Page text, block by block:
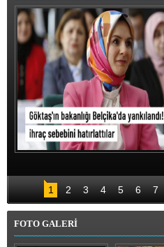
1 2 3 4 5 6 7
FOTO GALERİ